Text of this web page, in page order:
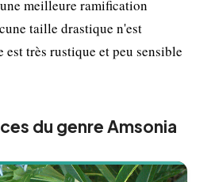
meilleure ramification
taille drastique n'est
est très rustique et peu sensible
du genre Amsonia